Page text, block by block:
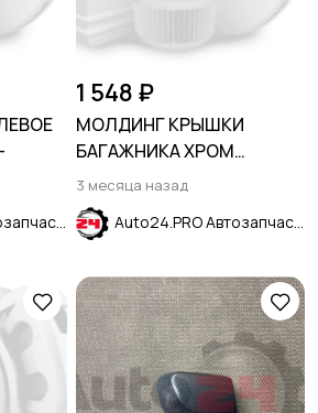
Auto24.PRO Автозапчасти
1 548 ₽
МОЛДИНГ КРЫШКИ
БАГАЖНИКА ХРОМ
HYUNDAI SOLARIS 2011-
2017
3 месяца назад
Auto24.PRO Автозапчасти